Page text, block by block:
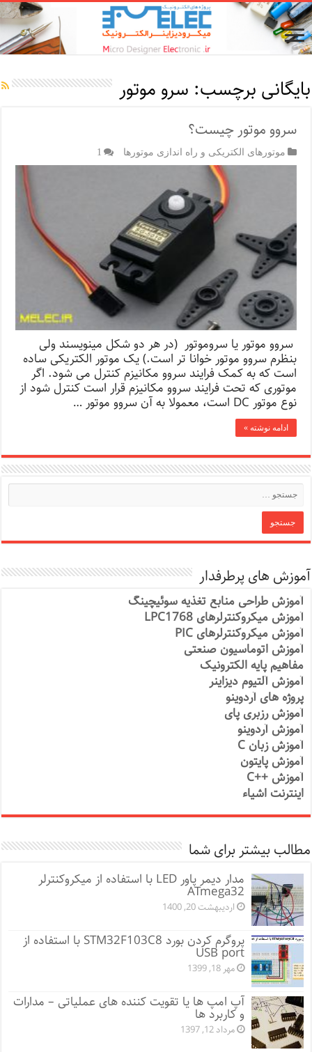
بایگانی برچسب: سرو موتور
سروو موتور چیست؟
موتورهای الکتریکی و راه اندازی موتورها 1
سروو موتور یا سروموتور (در هر دو شکل مینویسند ولی
بنظرم سروو موتور خوانا تر است.) یک موتور الکتریکی ساده
است که به کمک فرایند سروو مکانیزم کنترل می شود. اگر
موتوری که تحت فرایند سروو مکانیزم قرار است کنترل شود از
نوع موتور DC است، معمولا به آن سروو موتور …
ادامه نوشته »
آموزش های پرطرفدار
آموزش طراحی منابع تغذیه سوئیچینگ
آموزش میکروکنترلرهای LPC1768
آموزش میکروکنترلرهای PIC
آموزش اتوماسیون صنعتی
مفاهیم پایه الکترونیک
آموزش آلتیوم دیزاینر
پروژه های آردوینو
آموزش رزبری پای
آموزش آردوینو
آموزش زبان C
آموزش پایتون
آموزش ++C
اینترنت اشیاء
مطالب بیشتر برای شما
مدار دیمر پاور LED با استفاده از میکروکنترلر
ATmega32
اردیبهشت 20, 1400
پروگرم کردن بورد STM32F103C8 با استفاده از
USB port
مهر 18, 1399
آپ امپ ها یا تقویت کننده های عملیاتی – مدارات
و کاربرد ها
مرداد 12, 1397